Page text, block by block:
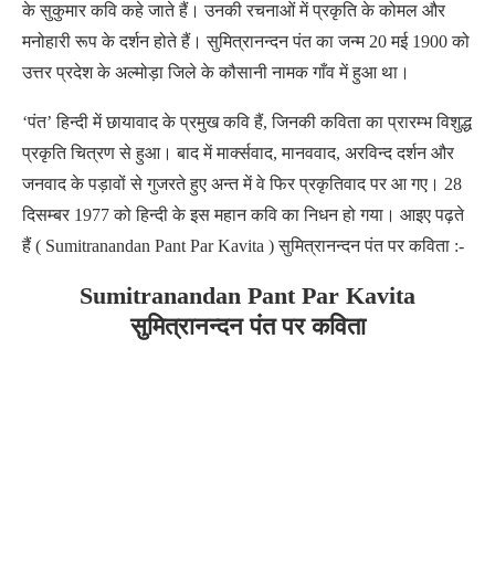
के सुकुमार कवि कहे जाते हैं। उनकी रचनाओं में प्रकृति के कोमल और
मनोहारी रूप के दर्शन होते हैं। सुमित्रानन्दन पंत का जन्म 20 मई 1900 को
उत्तर प्रदेश के अल्मोड़ा जिले के कौसानी नामक गाँव में हुआ था।
‘पंत’ हिन्दी में छायावाद के प्रमुख कवि हैं, जिनकी कविता का प्रारम्भ विशुद्ध
प्रकृति चित्रण से हुआ। बाद में मार्क्सवाद, मानववाद, अरविन्द दर्शन और
जनवाद के पड़ावों से गुजरते हुए अन्त में वे फिर प्रकृतिवाद पर आ गए। 28
दिसम्बर 1977 को हिन्दी के इस महान कवि का निधन हो गया। आइए पढ़ते
हैं ( Sumitranandan Pant Par Kavita ) सुमित्रानन्दन पंत पर कविता :-
Sumitranandan Pant Par Kavita
सुमित्रानन्दन पंत पर कविता